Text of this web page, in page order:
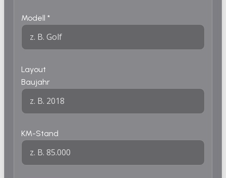
Modell *
Layout
Baujahr
KM-Stand